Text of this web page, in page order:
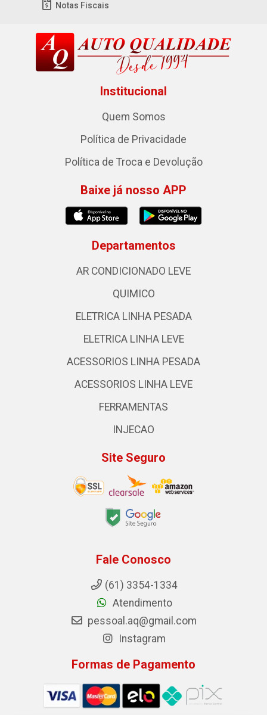
Notas Fiscais
Institucional
Quem Somos
Política de Privacidade
Política de Troca e Devolução
Baixe já nosso APP
Departamentos
AR CONDICIONADO LEVE
QUIMICO
ELETRICA LINHA PESADA
ELETRICA LINHA LEVE
ACESSORIOS LINHA PESADA
ACESSORIOS LINHA LEVE
FERRAMENTAS
INJECAO
Site Seguro
Fale Conosco
(61) 3354-1334
Atendimento
pessoal.aq@gmail.com
Instagram
Formas de Pagamento